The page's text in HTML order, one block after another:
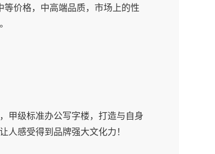
价格，中高端品质，市场上的性
甲级标准办公写字楼，打造与自身
人感受得到品牌强大文化力！